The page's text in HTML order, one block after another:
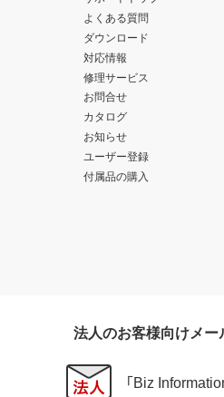
よくある質問
ダウンロード
対応情報
修理サービス
お問合せ
カタログ
お知らせ
ユーザー登録
付属品の購入
法人のお客様向けメー
「Biz